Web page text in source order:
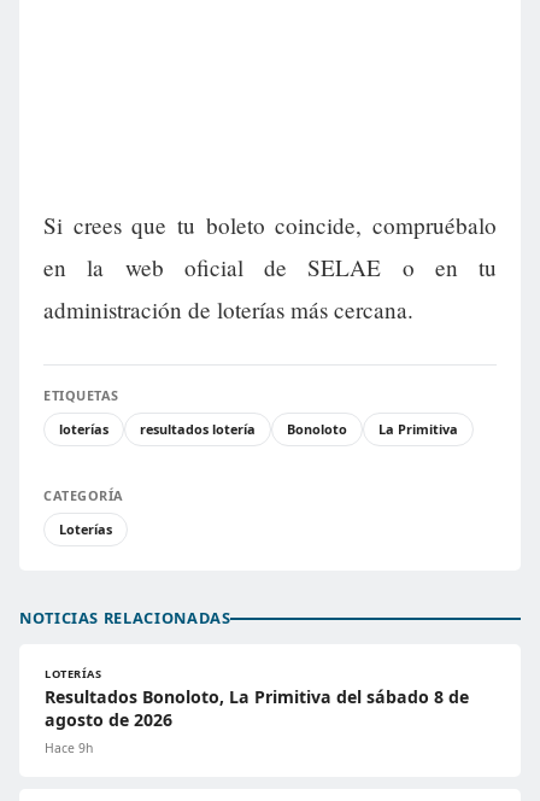
Si crees que tu boleto coincide, compruébalo
en la web oficial de SELAE o en tu
administración de loterías más cercana.
ETIQUETAS
loterías
resultados lotería Bonoloto La Primitiva
CATEGORÍA
Loterías
NOTICIAS RELACIONADAS
LOTERÍAS
Resultados Bonoloto, La Primitiva del sábado 8 de
agosto de 2026
Hace 9h